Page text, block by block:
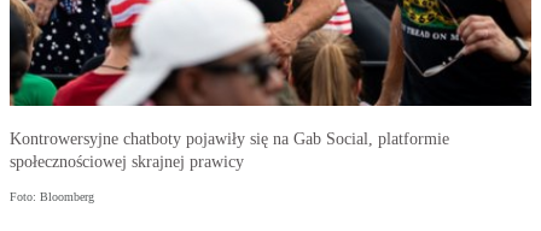
Kontrowersyjne chatboty pojawiły się na Gab Social, platformie
społecznościowej skrajnej prawicy
Foto: Bloomberg